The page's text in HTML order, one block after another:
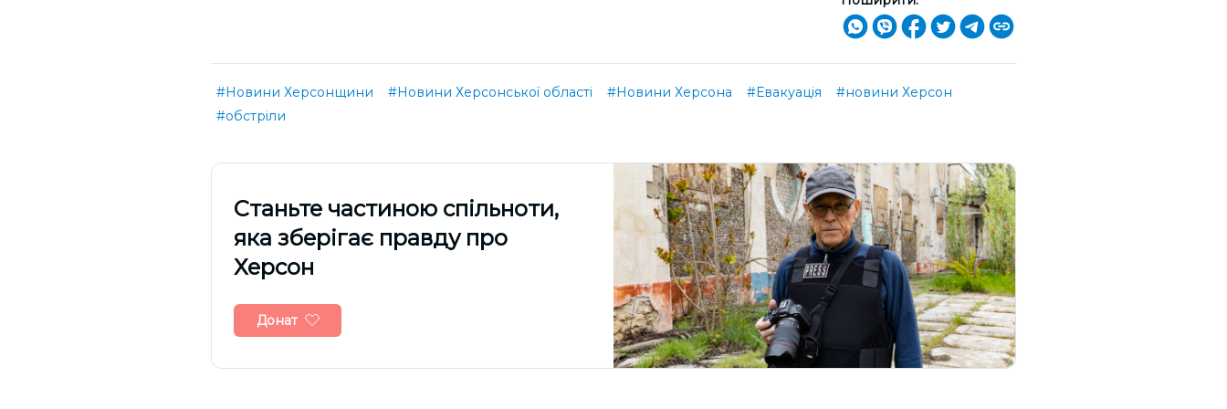
#Новини Херсонщини #Новини Херсонської області #Новини Херсона #Евакуація
#новини Херсон
#обстріли
Cтаньте частиною спільноти,
яка зберігає правду про
Херсон
Донат